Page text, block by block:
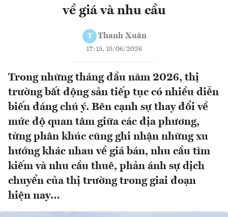
về giá và nhu cầu
T Thanh Xuân
17:15, 18/06/2026
Trong những tháng đầu năm 2026, thị
trường bất động sản tiếp tục có nhiều diễn
biến đáng chú ý. Bên cạnh sự thay đổi về
mức độ quan tâm giữa các địa phương,
từng phân khúc cũng ghi nhận những xu
hướng khác nhau về giá bán, nhu cầu tìm
kiếm và nhu cầu thuê, phản ánh sự dịch
chuyển của thị trường trong giai đoạn
hiện nay…